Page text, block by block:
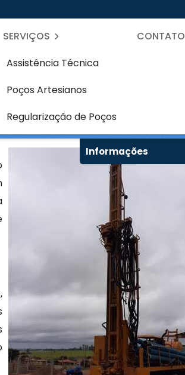
SERVIÇOS
Assistência Técnica
Poços Artesianos
Regularização de Poços
CONTATO
Informações